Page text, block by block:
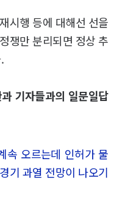
시행 등에 대해선 선을
쟁만 분리되면 정상 추
기자들과의 일문일답
속 오르는데 인허가 물
기 과열 전망이 나오기